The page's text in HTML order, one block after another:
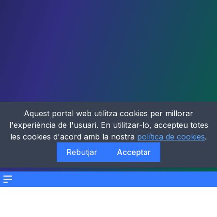
Menu
Aquest portal web utilitza cookies per millorar
l'experiència de l'usuari. En utilitzar-lo, accepteu totes
les cookies d'acord amb la nostra política de cookies.
Rebutjar
Acceptar